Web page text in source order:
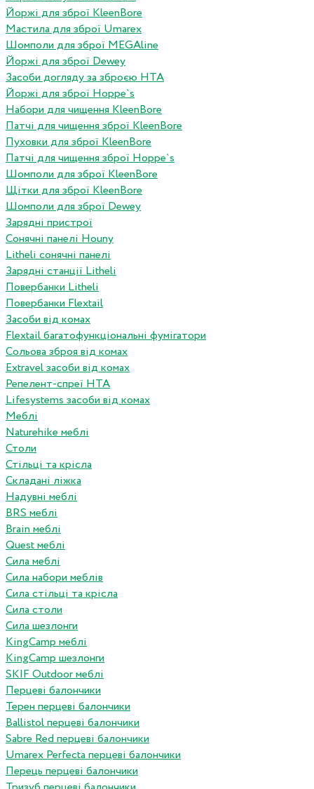
Йоржі для зброї KleenBore
Мастила для зброї Umarex
Шомполи для зброї MEGAline
Йоржі для зброї Dewey
Засоби догляду за зброєю HTA
Йоржі для зброї Hoppe`s
Набори для чищення KleenBore
Патчі для чищення зброї KleenBore
Пуховки для зброї KleenBore
Патчі для чищення зброї Hoppe`s
Шомполи для зброї KleenBore
Щітки для зброї KleenBore
Шомполи для зброї Dewey
Зарядні пристрої
Сонячні панелі Houny
Litheli сонячні панелі
Зарядні станції Litheli
Повербанки Litheli
Повербанки Flextail
Засоби від комах
Flextail багатофункціональні фумігатори
Сольова зброя від комах
Extravel засоби від комах
Репелент-спреї HTA
Lifesystems засоби від комах
Меблі
Naturehike меблі
Столи
Стільці та крісла
Складані ліжка
Надувні меблі
BRS меблі
Brain меблі
Quest меблі
Сила меблі
Сила набори меблів
Сила стільці та крісла
Сила столи
Сила шезлонги
KingCamp меблі
KingCamp шезлонги
SKIF Outdoor меблі
Перцеві балончики
Терен перцеві балончики
Ballistol перцеві балончики
Sabre Red перцеві балончики
Umarex Perfecta перцеві балончики
Перець перцеві балончики